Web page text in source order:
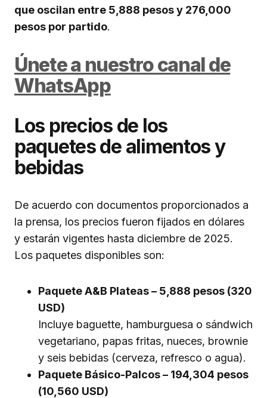
que oscilan entre 5,888 pesos y 276,000
pesos por partido.
Únete a nuestro canal de
WhatsApp
Los precios de los
paquetes de alimentos y
bebidas
De acuerdo con documentos proporcionados a
la prensa, los precios fueron fijados en dólares
y estarán vigentes hasta diciembre de 2025.
Los paquetes disponibles son:
Paquete A&B Plateas – 5,888 pesos (320
USD)
Incluye baguette, hamburguesa o sándwich
vegetariano, papas fritas, nueces, brownie
y seis bebidas (cerveza, refresco o agua).
Paquete Básico-Palcos – 194,304 pesos
(10,560 USD)